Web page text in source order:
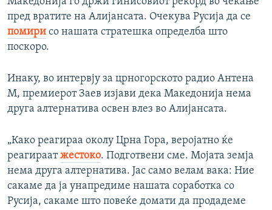
пред вратите на Алијансата. Очекува Русија да се
помири со нашата стратешка определба што
поскоро.
Инаку, во интервју за црногорското радио Антена
М, премиерот Заев изјави дека Македонија нема
друга алтернатива освен влез во Алијансата.
„Како реагираа околу Црна Гора, веројатно ќе
реагираатжестоко. Подготвени сме. Мојата земја
нема друга алтернатива. Јас само велам вака: Ние
сакаме да ја унапредиме нашата соработка со
Русија, сакаме што повеќе домати да продадеме